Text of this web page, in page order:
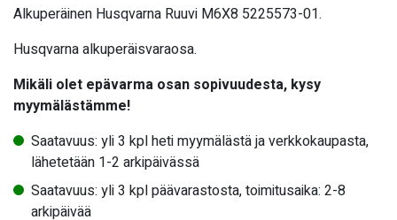
Alkuperäinen Husqvarna Ruuvi M6X8 5225573-01.
Husqvarna alkuperäisvaraosa.
Mikäli olet epävarma osan sopivuudesta, kysy
myymälästämme!
Saatavuus: yli 3 kpl heti myymälästä ja verkkokaupasta,
lähetetään 1-2 arkipäivässä
Saatavuus: yli 3 kpl päävarastosta, toimitusaika: 2-8
arkipäivää